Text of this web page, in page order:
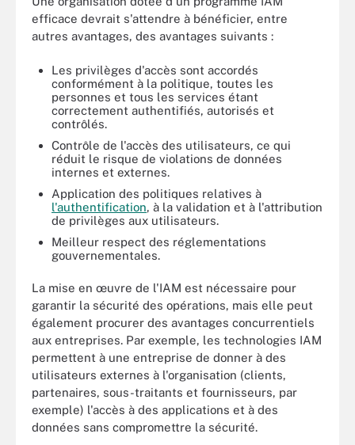
efficace devrait s'attendre à bénéficier, entre
autres avantages, des avantages suivants :
Les privilèges d'accès sont accordés
conformément à la politique, toutes les
personnes et tous les services étant
correctement authentifiés, autorisés et
contrôlés.
Contrôle de l'accès des utilisateurs, ce qui
réduit le risque de violations de données
internes et externes.
Application des politiques relatives à
l'authentification, à la validation et à l'attribution
de privilèges aux utilisateurs.
Meilleur respect des réglementations
gouvernementales.
La mise en œuvre de l'IAM est nécessaire pour
garantir la sécurité des opérations, mais elle peut
également procurer des avantages concurrentiels
aux entreprises. Par exemple, les technologies IAM
permettent à une entreprise de donner à des
utilisateurs externes à l'organisation (clients,
partenaires, sous-traitants et fournisseurs, par
exemple) l'accès à des applications et à des
données sans compromettre la sécurité.